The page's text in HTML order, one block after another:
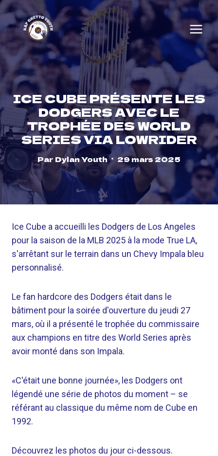
Skip
content
ICE CUBE PRÉSENTE LES
DODGERS AVEC LE
TROPHÉE DES WORLD
SERIES VIA LOWRIDER
Par Dylan Youth 29 mars 2025
Ice Cube a accueilli les Dodgers de Los Angeles
pour la saison de la MLB 2025 à la mode True LA,
s'arrêtant sur le terrain dans un Chevy Impala bleu
personnalisé.
Le fan hardcore des Dodgers était dans le
bâtiment pour la soirée d'ouverture du jeudi 27
mars, où il a présenté le trophée du commissaire
aux champions en titre des World Series après
avoir monté dans son Impala.
«C'était une bonne journée», les Dodgers ont
légendé une série de photos du moment – se
référant au classique du même nom de Cube en
1992.
Découvrez les photos du jour ci-dessous.